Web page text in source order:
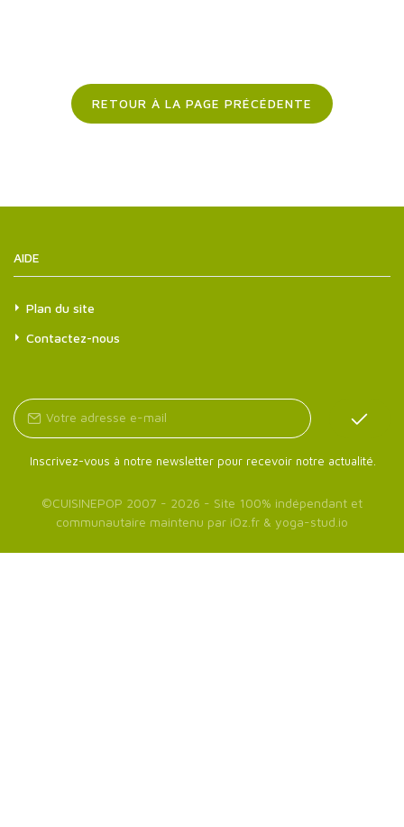
RETOUR À LA PAGE PRÉCÉDENTE
AIDE
Plan du site
Contactez-nous
Inscrivez-vous à notre newsletter pour recevoir notre actualité.
©CUISINEPOP 2007 - 2026 - Site 100% indépendant et
communautaire maintenu par iOz.fr & yoga-stud.io